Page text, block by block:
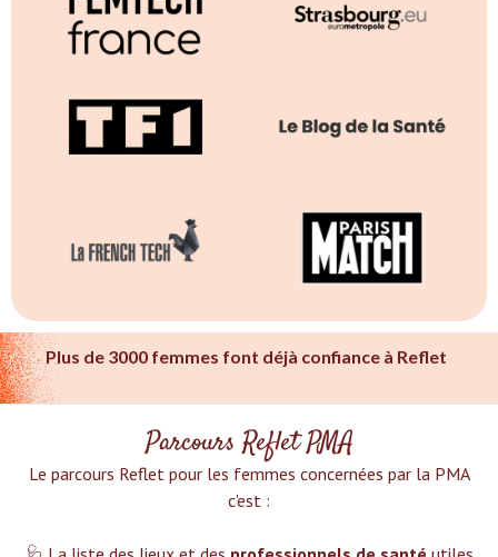
Plus de 3000 femmes font déjà confiance à Reflet
Parcours Reflet PMA
Le parcours Reflet pour les femmes concernées par la PMA
c'est :‍